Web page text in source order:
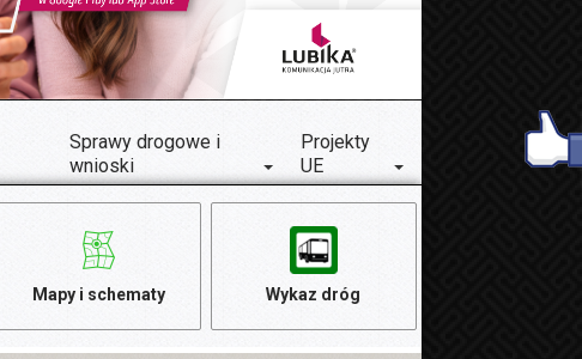
Sprawy drogowe i
wnioski
Projekty
UE
Mapy i schematy Wykaz dróg